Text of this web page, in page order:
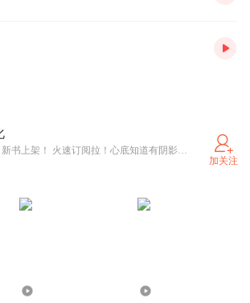
《茶花女》新书上架！ 火速订阅拉！心底知道有阴影，仍要面向光明。 让我们伴随涛声，看花谢花开，潮涨潮落……
加关注